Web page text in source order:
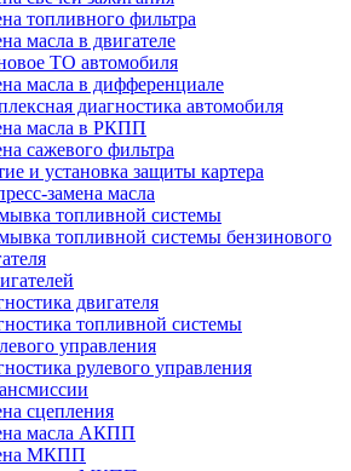
топливного фильтра
масла в двигателе
ТО автомобиля
масла в дифференциале
диагностика автомобиля
масла в РКПП
сажевого фильтра
и установка защиты картера
замена масла
топливной системы
топливной системы бензинового
двигателя
топливной системы
управления
рулевого управления
сцепления
масла АКПП
МКПП